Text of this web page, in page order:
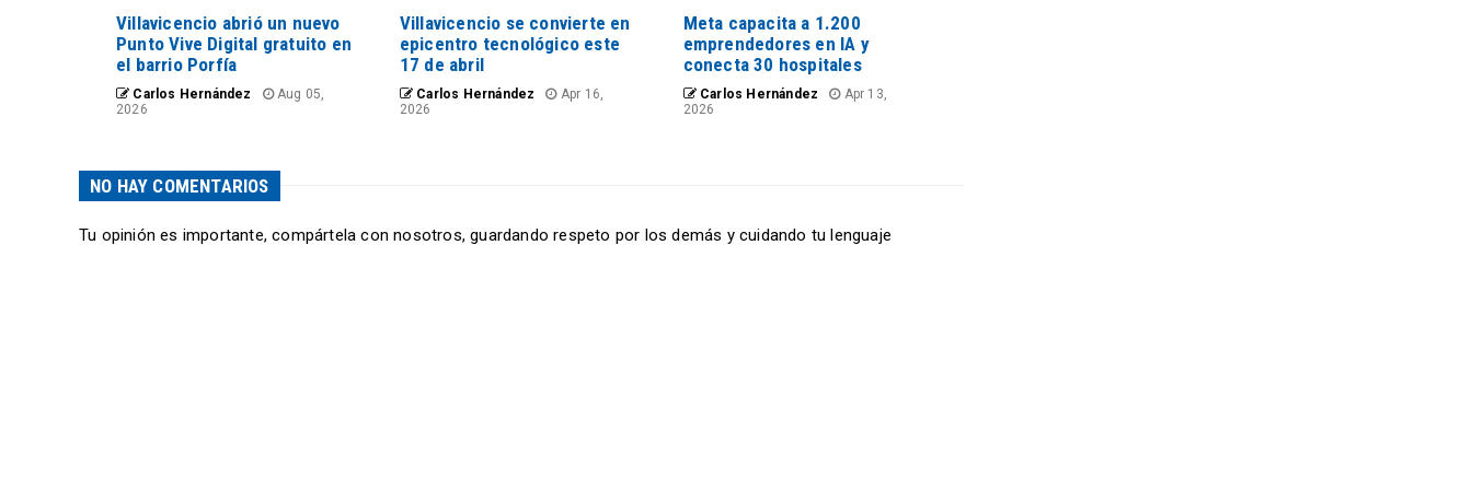
Villavicencio abrió un nuevo
Punto Vive Digital gratuito en
el barrio Porfía
Carlos Hernández
Aug 05,
2026
Villavicencio se convierte en
epicentro tecnológico este
17 de abril
Carlos Hernández
Apr 16,
2026
Meta capacita a 1.200
emprendedores en IA y
conecta 30 hospitales
Carlos Hernández
Apr 13,
2026
NO HAY COMENTARIOS
Tu opinión es importante, compártela con nosotros, guardando respeto por los demás y cuidando tu lenguaje